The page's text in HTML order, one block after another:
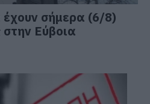
έχουν σήμερα (6/8)
Εύβοια